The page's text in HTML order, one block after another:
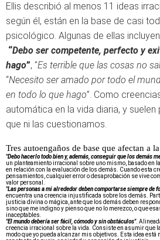
Ellis describió al menos 11 ideas
según él, están en la base de casi
psicológico. Algunas de ellas
“Debo ser competente, perfecto y
hago”, "Es terrible que las cosas no
“Necesito ser amado por todo el
en todo lo que hago”. Como
automática en la vida diaria, y
que ni las cuestionamos.
Tres autoengaños de base que afectan a
"Debo hacerlo todo bien y, además, conseguir que los demás
un planteamiento irracional sobre uno mismo, basado en
en relación con la evaluación de los demás. Cuando esta
pensamientos, cualquier error o desaprobación se vive
valor personal.
"Las personas a mi alrededor deben comportarse siempre de
encuentra una creencia injustificada sobre los demás.
justicia divina o mágica, ante que los demás deben
sino que me indigno y pienso que no lo merezco, o que
inaceptables.
"El mundo debería ser fácil, cómodo y sin obstáculos".
creencia irracional sobre la vida. Consiste en asumir que
modo que yo pueda alcanzar mis objetivos. Esta idea está